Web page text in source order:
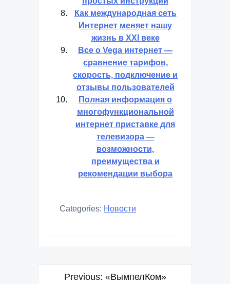
Как международная сеть
Интернет меняет нашу
жизнь в XXI веке
Все о Vega интернет —
сравнение тарифов,
скорость, подключение и
отзывы пользователей
Полная информация о
многофункциональной
интернет приставке для
телевизора —
возможности,
преимущества и
рекомендации выбора
Categories: Новости
Навигация
Previous: «ВымпелКом»